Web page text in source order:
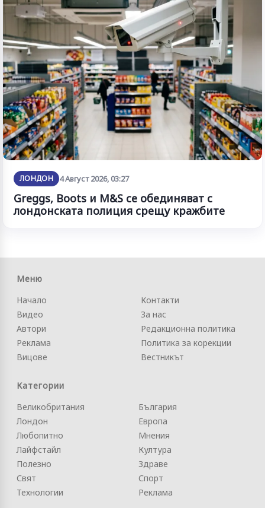
ЛОНДОН 4 Август 2026, 03:27
Greggs, Boots и M&S се обединяват с
лондонската полиция срещу кражбите
Меню
Начало
Видео
Автори
Реклама
Вицове
Контакти
За нас
Редакционна политика
Политика за корекции
Вестникът
Категории
Великобритания
Лондон
Любопитно
Лайфстайл
Полезно
Свят
Технологии
България
Европа
Мнения
Култура
Здраве
Спорт
Реклама